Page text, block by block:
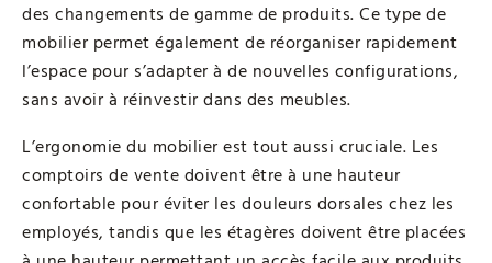
des changements de gamme de produits. Ce type de
mobilier permet également de réorganiser rapidement
l’espace pour s’adapter à de nouvelles configurations,
sans avoir à réinvestir dans des meubles.
L’ergonomie du mobilier est tout aussi cruciale. Les
comptoirs de vente doivent être à une hauteur
confortable pour éviter les douleurs dorsales chez les
employés, tandis que les étagères doivent être placées